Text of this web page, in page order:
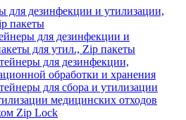
для дезинфекции и утилизации,
пакеты
для дезинфекции и
для утил., Zip пакеты
для дезинфекции,
обработки и хранения
для сбора и утилизации
медицинских отходов
Zip Lock